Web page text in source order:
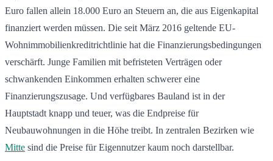
Euro fallen allein 18.000 Euro an Steuern an, die aus Eigenkapital
finanziert werden müssen. Die seit März 2016 geltende EU-
Wohnimmobilienkreditrichtlinie hat die Finanzierungsbedingungen
verschärft. Junge Familien mit befristeten Verträgen oder
schwankenden Einkommen erhalten schwerer eine
Finanzierungszusage. Und verfügbares Bauland ist in der
Hauptstadt knapp und teuer, was die Endpreise für
Neubauwohnungen in die Höhe treibt. In zentralen Bezirken wie
Mitte sind die Preise für Eigennutzer kaum noch darstellbar.